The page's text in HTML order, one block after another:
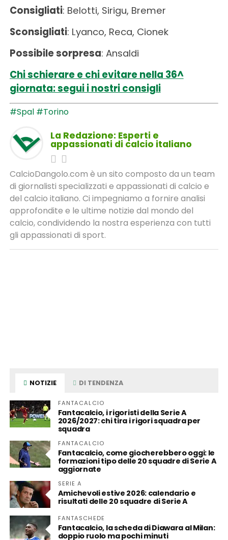
Consigliati: Belotti, Sirigu, Bremer
Sconsigliati: Lyanco, Reca, Cionek
Possibile sorpresa: Ansaldi
Chi schierare e chi evitare nella 36^
giornata: segui i nostri consigli
#Spal #Torino
La Redazione: Esperti e
appassionati di calcio italiano
CalcioDangolo.com è un sito composto da un team
di giornalisti specializzati e appassionati di calcio e
del calcio italiano. Ci impegniamo a fornire analisi
approfondite e le ultime notizie dal mondo del
calcio, condividendo la nostra esperienza con tutti
gli appassionati di sport.
NOTIZIE DI TENDENZA
FANTACALCIO
Fantacalcio, i rigoristi della Serie A
2026/2027: chi tira i rigori squadra per
squadra
FANTACALCIO
Fantacalcio, come giocherebbero oggi: le
formazioni tipo delle 20 squadre di Serie A
aggiornate
SERIE A
Amichevoli estive 2026: calendario e
risultati delle 20 squadre di Serie A
FANTASCHEDE
Fantacalcio, la scheda di Diawara al Milan:
doppio ruolo ma pochi minuti